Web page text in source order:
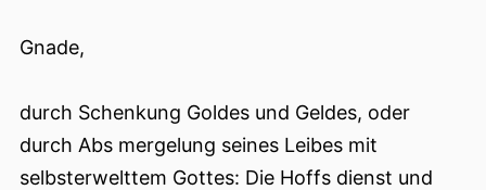
Gnade,
durch Schenkung Goldes und Geldes, oder
durch Abs mergelung seines Leibes mit
selbsterwelttem Gottes: Die Hoffs dienst und